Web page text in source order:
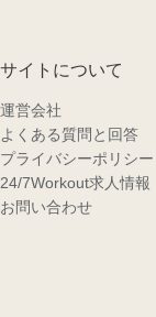
サイトについて
運営会社
よくある質問と回答
プライバシーポリシー
24/7Workout求人情報
お問い合わせ